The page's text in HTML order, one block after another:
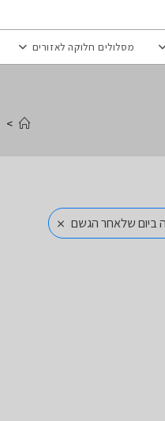
מסלולים חלוקה לאזורים
>
ביום שלאחר הגשם ×